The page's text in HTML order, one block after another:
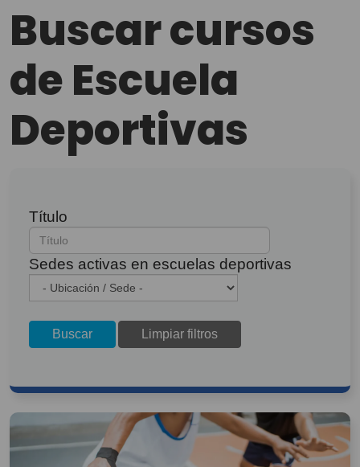
Buscar cursos
de Escuela
Deportivas
Título
Sedes activas en escuelas deportivas
Buscar Limpiar filtros